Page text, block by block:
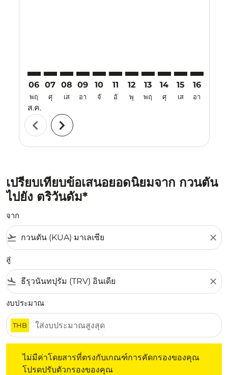
06
พฤ
ส.ค.
07
ศุ
08
เส
09
อา
10
จั
11
อั
12
พุ
13
พฤ
14
ศุ
15
เส
16
อา
chevron_left chevron_right
เปรียบเทียบข้อเสนอยอดนิยมจาก กวนตัน
ไปยัง ตริวันดัม*
จาก
flight_takeoff close
สู่
flight_land close
งบประมาณ
THB
ไม่มีค่าโดยสารที่ตรงกับเกณฑ์การคัดกรองของคุณ
โปรดปรับตัวกรองของคุณ